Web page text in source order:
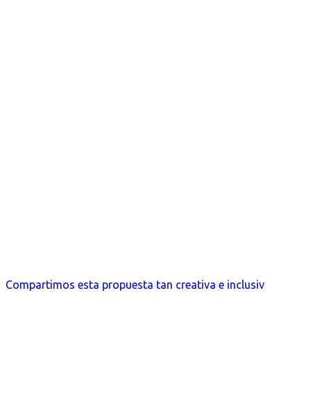
Compartimos esta propuesta tan creativa e inclusiv